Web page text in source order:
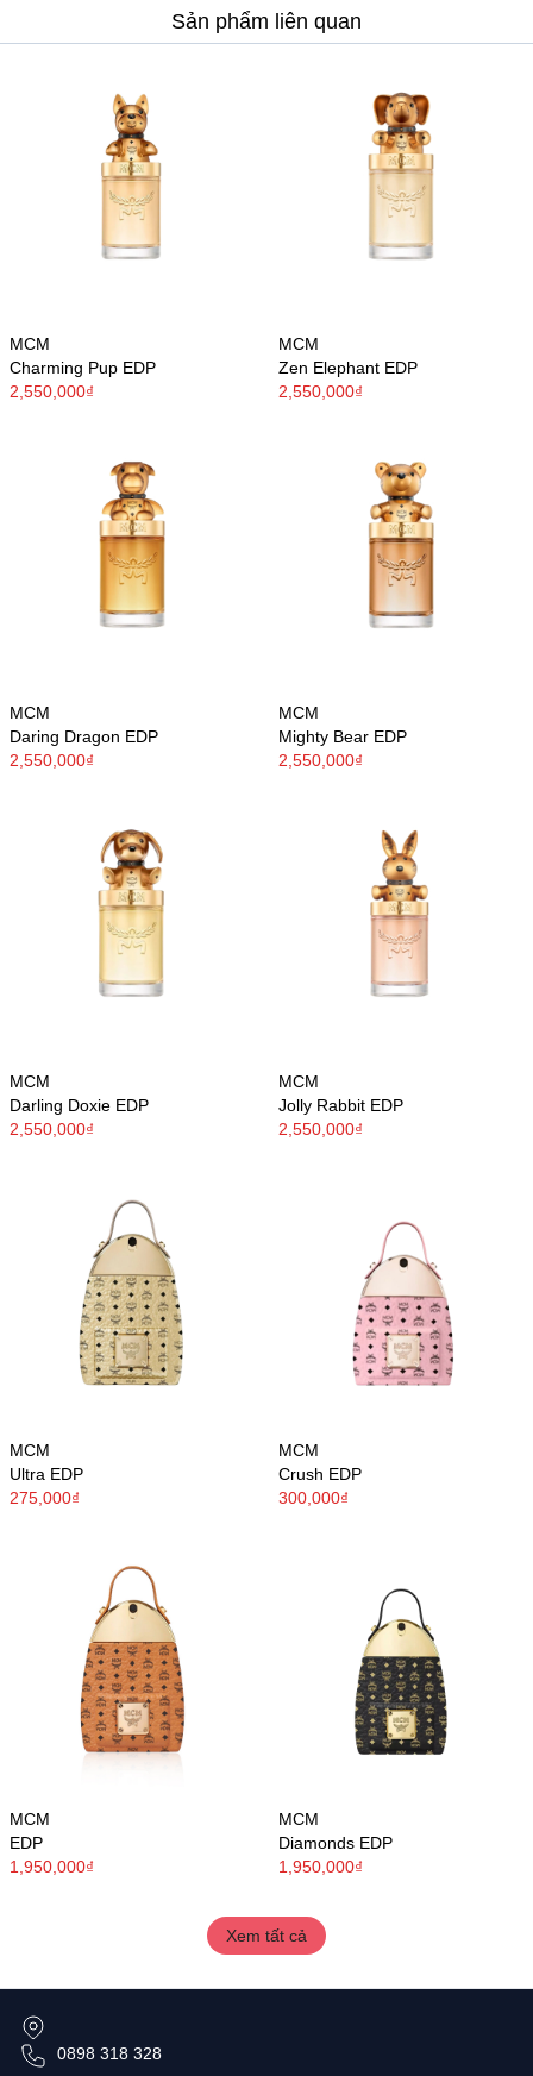
Sản phẩm liên quan
MCM
Charming Pup EDP
2,550,000₫
MCM
Zen Elephant EDP
2,550,000₫
MCM
Daring Dragon EDP
2,550,000₫
MCM
Mighty Bear EDP
2,550,000₫
MCM
Darling Doxie EDP
2,550,000₫
MCM
Jolly Rabbit EDP
2,550,000₫
MCM
Ultra EDP
275,000₫
MCM
Crush EDP
300,000₫
MCM
EDP
1,950,000₫
MCM
Diamonds EDP
1,950,000₫
Xem tất cả
0898 318 328